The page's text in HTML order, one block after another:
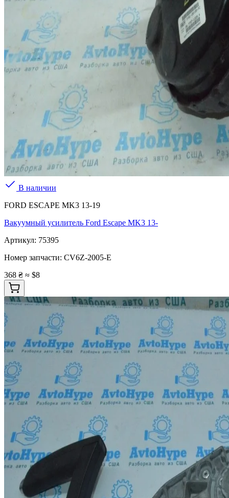
В наличии
FORD ESCAPE MK3 13-19
Вакуумный усилитель Ford Escape MK3 13-
Артикул: 75395
Номер запчасти: CV6Z-2005-E
368 ₴ ≈ $8